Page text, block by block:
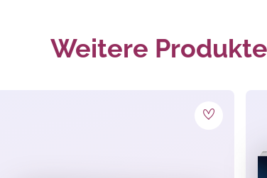
deine eigene Bestellung dabei nicht
Weitere Produkte